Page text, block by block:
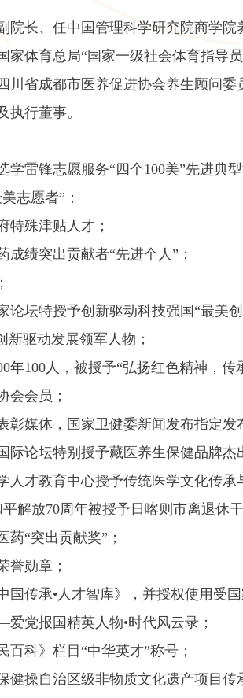
院长、任中国管理科学研究院商学
家体育总局“国家一级社会体育指导
川省成都市医养促进协会养生顾问
执行董事。
学雷锋志愿服务“四个100美”先进典
志愿者”；
特殊津贴人才；
成绩突出贡献者“先进个人”；
论坛特授予创新驱动科技强国“最美创
新驱动发展领军人物；
年100人，被授予“弘扬红色精神，
会会员；
彰媒体，国家卫健委新闻发布指定
际论坛特别授予藏医养生保健品牌杰
人才教育中心授予传统医学文化传承
解放70周年被授予日喀则市离退休
药“突出贡献奖”；
誉勋章；
国传承•人才智库》，并授权使用受
党报国精英人物•时代风云录；
百科》栏目“中华英才”称号；
健操自治区级非物质文化遗产项目传